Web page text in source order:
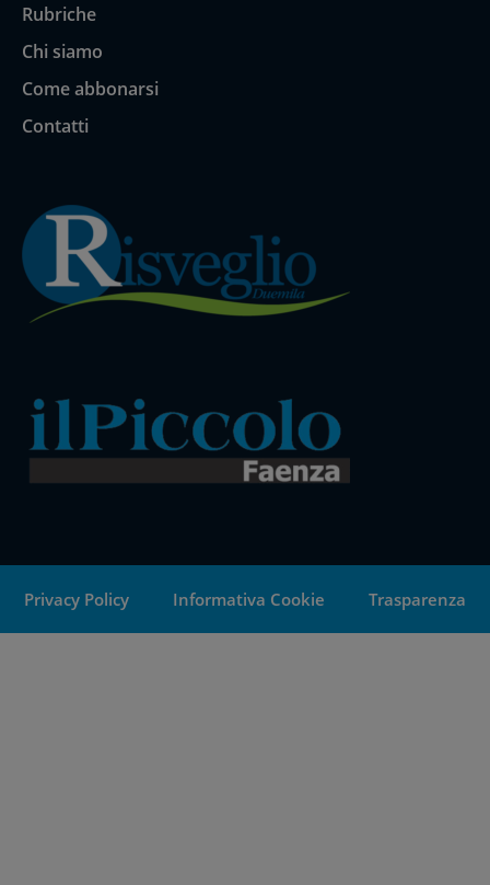
Rubriche
Chi siamo
Come abbonarsi
Contatti
Privacy Policy Informativa Cookie Trasparenza